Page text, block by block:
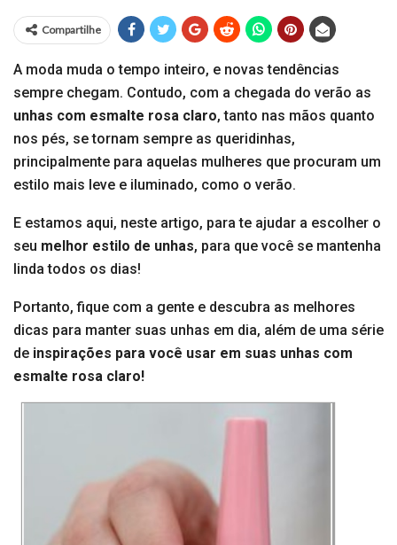
Compartilhe
A moda muda o tempo inteiro, e novas tendências
sempre chegam. Contudo, com a chegada do verão as
unhas com esmalte rosa claro, tanto nas mãos quanto
nos pés, se tornam sempre as queridinhas,
principalmente para aquelas mulheres que procuram um
estilo mais leve e iluminado, como o verão.
E estamos aqui, neste artigo, para te ajudar a escolher o
seu melhor estilo de unhas, para que você se mantenha
linda todos os dias!
Portanto, fique com a gente e descubra as melhores
dicas para manter suas unhas em dia, além de uma série
de inspirações para você usar em suas unhas com
esmalte rosa claro!